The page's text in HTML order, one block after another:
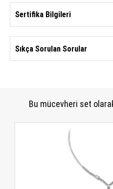
Sertifika Bilgileri
Sıkça Sorulan Sorular
Bu mücevheri set